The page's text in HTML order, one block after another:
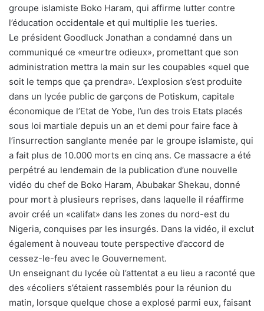
groupe islamiste Boko Haram, qui affirme lutter contre
l’éducation occidentale et qui multiplie les tueries.
Le président Goodluck Jonathan a condamné dans un
communiqué ce «meurtre odieux», promettant que son
administration mettra la main sur les coupables «quel que
soit le temps que ça prendra». L’explosion s’est produite
dans un lycée public de garçons de Potiskum, capitale
économique de l’Etat de Yobe, l’un des trois Etats placés
sous loi martiale depuis un an et demi pour faire face à
l’insurrection sanglante menée par le groupe islamiste, qui
a fait plus de 10.000 morts en cinq ans. Ce massacre a été
perpétré au lendemain de la publication d’une nouvelle
vidéo du chef de Boko Haram, Abubakar Shekau, donné
pour mort à plusieurs reprises, dans laquelle il réaffirme
avoir créé un «califat» dans les zones du nord-est du
Nigeria, conquises par les insurgés. Dans la vidéo, il exclut
également à nouveau toute perspective d’accord de
cessez-le-feu avec le Gouvernement.
Un enseignant du lycée où l’attentat a eu lieu a raconté que
des «écoliers s’étaient rassemblés pour la réunion du
matin, lorsque quelque chose a explosé parmi eux, faisant